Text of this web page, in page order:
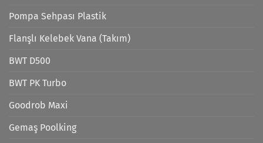
Pompa Sehpası Plastik
Flanşlı Kelebek Vana (Takım)
BWT D500
BWT PK Turbo
Goodrob Maxi
Gemaş Poolking